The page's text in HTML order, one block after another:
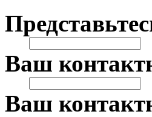
Ваш
Ваш